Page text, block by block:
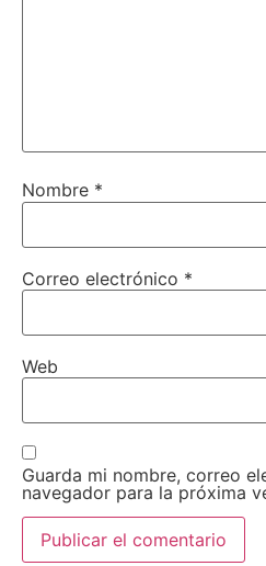
Nombre *
Correo electrónico *
Web
Guarda mi nombre, correo
navegador para la próxima